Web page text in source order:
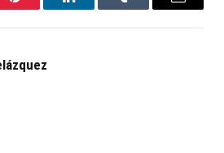
Pinterest LinkedInTumblr Email